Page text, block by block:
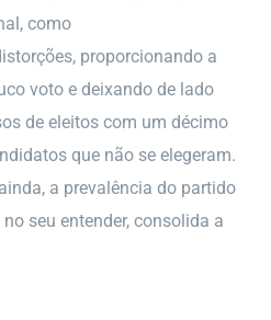
como
proporcionando a
voto e deixando de lado
de eleitos com um décimo
que não se elegeram.
a prevalência do partido
seu entender, consolida a